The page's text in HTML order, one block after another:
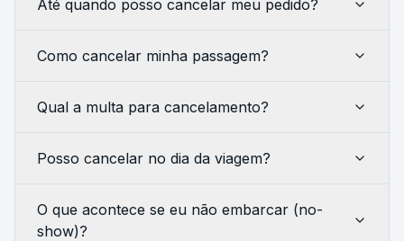
Até quando posso cancelar meu pedido?
Como cancelar minha passagem?
Qual a multa para cancelamento?
Posso cancelar no dia da viagem?
O que acontece se eu não embarcar (no-
show)?